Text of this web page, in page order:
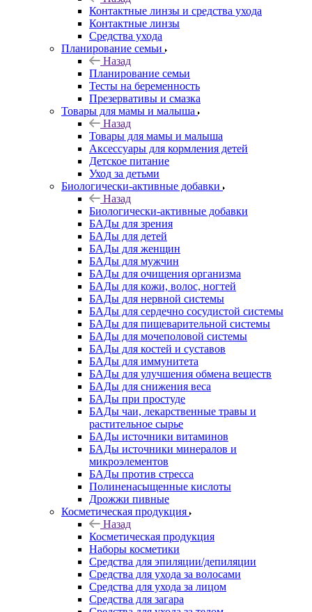
Контактные линзы и средства ухода
Контактные линзы
Средства ухода
Планирование семьи
Назад
Планирование семьи
Тесты на беременность
Презервативы и смазка
Товары для мамы и малыша
Назад
Товары для мамы и малыша
Аксессуары для кормления детей
Детское питание
Уход за детьми
Биологически-активные добавки
Назад
Биологически-активные добавки
БАДы для зрения
БАДы для детей
БАДы для женщин
БАДы для мужчин
БАДы для очищения организма
БАДы для кожи, волос, ногтей
БАДы для нервной системы
БАДы для сердечно сосудистой системы
БАДы для пищеварительной системы
БАДы для мочеполовой системы
БАДы для костей и суставов
БАДы для иммунитета
БАДы для улучшения обмена веществ
БАДы для снижения веса
БАДы при простуде
БАДы чаи, лекарственные травы и
растительное сырье
БАДы источники витаминов
БАДы источники минералов и
микроэлементов
БАДы против стресса
Полиненасыщенные кислоты
Дрожжи пивные
Косметическая продукция
Назад
Косметическая продукция
Наборы косметики
Средства для эпиляции/депиляции
Средства для ухода за волосами
Средства для ухода за лицом
Средства для загара